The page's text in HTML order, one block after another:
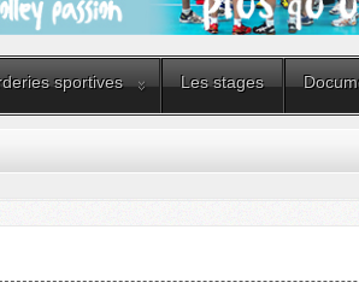
sportives Les stages